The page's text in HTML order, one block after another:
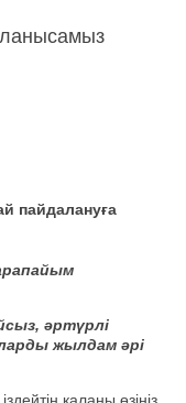
пайдалануға
әртүрлі
жылдам әрі
қаланы өзіңіз